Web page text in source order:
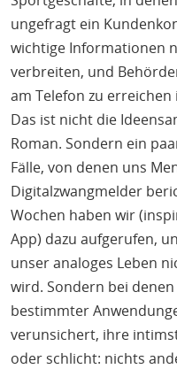
ungefragt ein
wichtige Informationen
verbreiten, und
am Telefon zu erreichen
Das ist nicht die
Roman. Sondern ein
Fälle, von denen uns
Digitalzwangmelder
Wochen haben wir
App) dazu aufgerufen,
unser analoges Leben
wird. Sondern bei
bestimmter
verunsichert, ihre
oder schlicht: nichts